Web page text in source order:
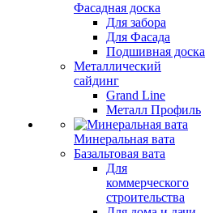
Фасадная доска
Для забора
Для Фасада
Подшивная доска
Металлический
сайдинг
Grand Line
Металл Профиль
Минеральная вата
Базальтовая вата
Для
коммерческого
строительства